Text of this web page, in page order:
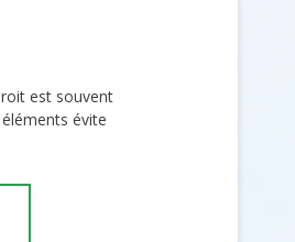
est souvent
évite